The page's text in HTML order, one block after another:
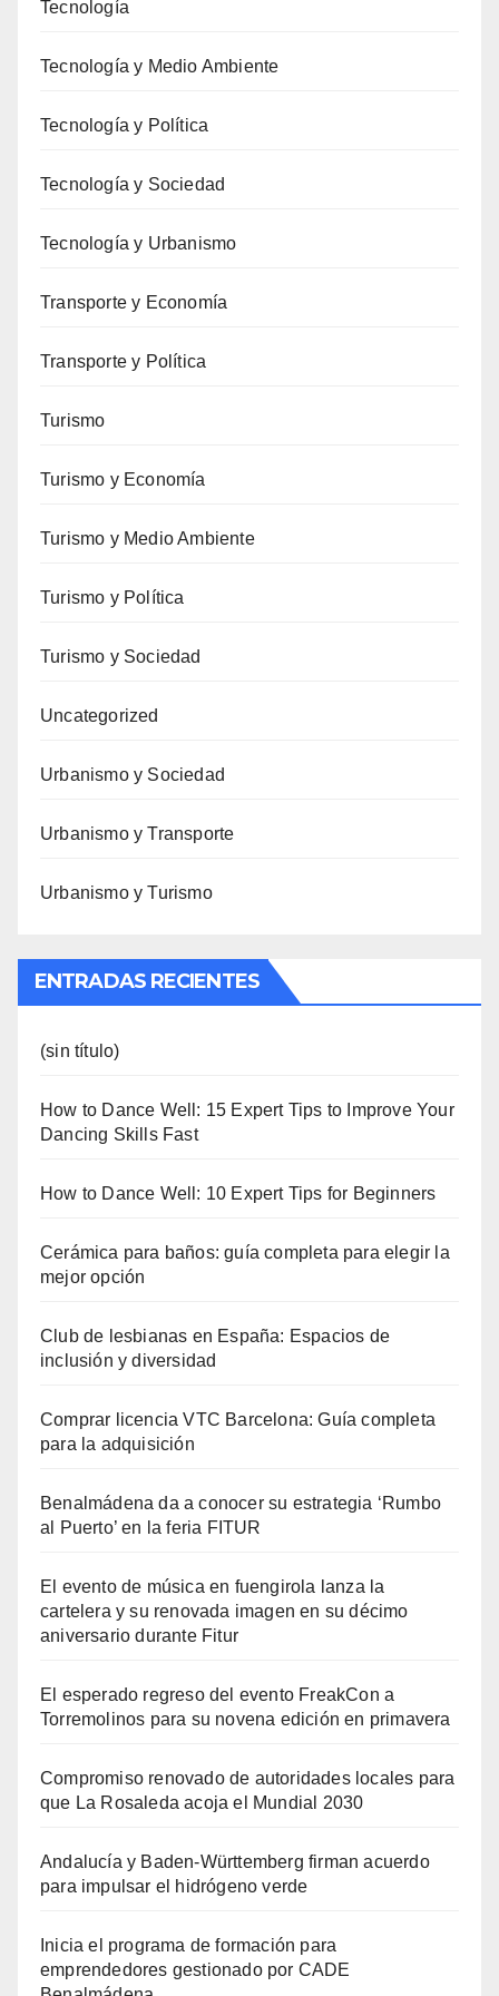
Tecnología
Tecnología y Medio Ambiente
Tecnología y Política
Tecnología y Sociedad
Tecnología y Urbanismo
Transporte y Economía
Transporte y Política
Turismo
Turismo y Economía
Turismo y Medio Ambiente
Turismo y Política
Turismo y Sociedad
Uncategorized
Urbanismo y Sociedad
Urbanismo y Transporte
Urbanismo y Turismo
ENTRADAS RECIENTES
(sin título)
How to Dance Well: 15 Expert Tips to Improve Your
Dancing Skills Fast
How to Dance Well: 10 Expert Tips for Beginners
Cerámica para baños: guía completa para elegir la
mejor opción
Club de lesbianas en España: Espacios de
inclusión y diversidad
Comprar licencia VTC Barcelona: Guía completa
para la adquisición
Benalmádena da a conocer su estrategia ‘Rumbo
al Puerto’ en la feria FITUR
El evento de música en fuengirola lanza la
cartelera y su renovada imagen en su décimo
aniversario durante Fitur
El esperado regreso del evento FreakCon a
Torremolinos para su novena edición en primavera
Compromiso renovado de autoridades locales para
que La Rosaleda acoja el Mundial 2030
Andalucía y Baden-Württemberg firman acuerdo
para impulsar el hidrógeno verde
Inicia el programa de formación para
emprendedores gestionado por CADE